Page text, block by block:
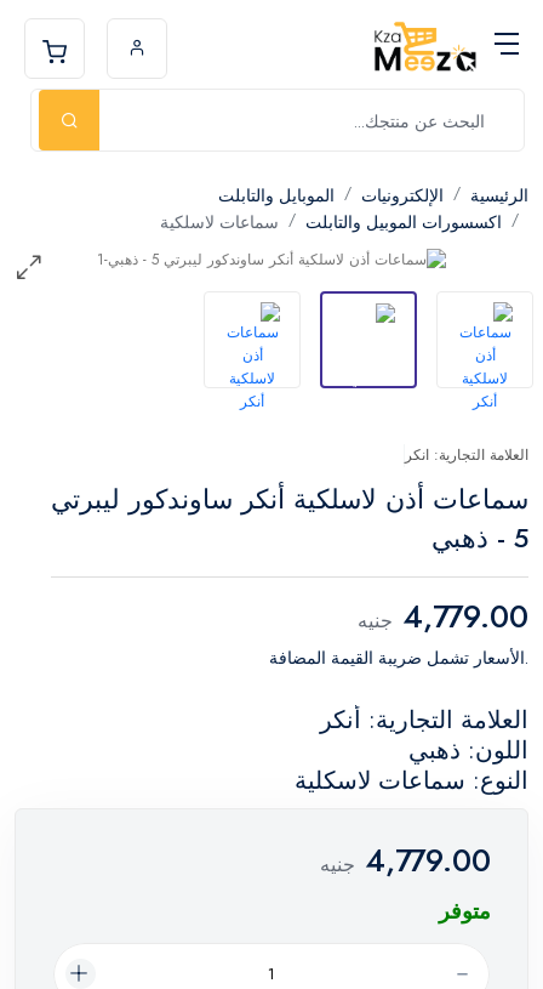
الرئيسية الإلكترونيات
الموبايل والتابلت
اكسسورات الموبيل والتابلت
سماعات لاسلكية
العلامة التجارية: انكر
سماعات أذن لاسلكية أنكر ساوندكور ليبرتي
5 - ذهبي
4,779.00 جنيه
.الأسعار تشمل ضريبة القيمة المضافة
العلامة التجارية: أنكر
اللون: ذهبي
النوع: سماعات لاسكلية
4,779.00 جنيه
متوفر